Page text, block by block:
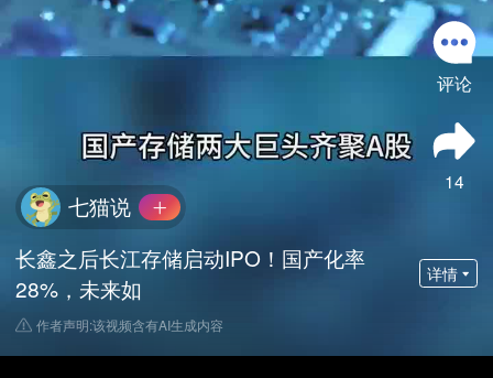
评论
14
七猫说
长鑫之后长江存储启动IPO！国产化率
28%，未来如
详情
作者声明:该视频含有AI生成内容